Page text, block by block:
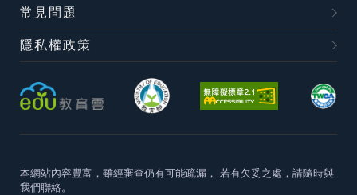
常見問題
隱私權政策
本網站內容豐富，雖經審查仍有可能疏漏， 若有欠妥之處，請隨時與
我們聯絡。